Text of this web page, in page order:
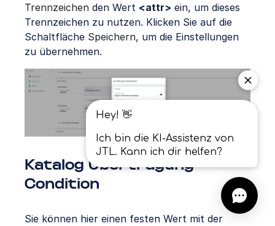
Trennzeichen den Wert <attr> ein, um dieses
Trennzeichen zu nutzen. Klicken Sie auf die
Schaltfläche Speichern, um die Einstellungen
zu übernehmen.
Katalog Übertragung
Condition
Sie können hier einen festen Wert mit der